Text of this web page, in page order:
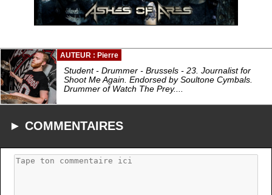
AUTEUR : Pierre
Student - Drummer - Brussels - 23. Journalist for
Shoot Me Again. Endorsed by Soultone Cymbals.
Drummer of Watch The Prey....
► COMMENTAIRES